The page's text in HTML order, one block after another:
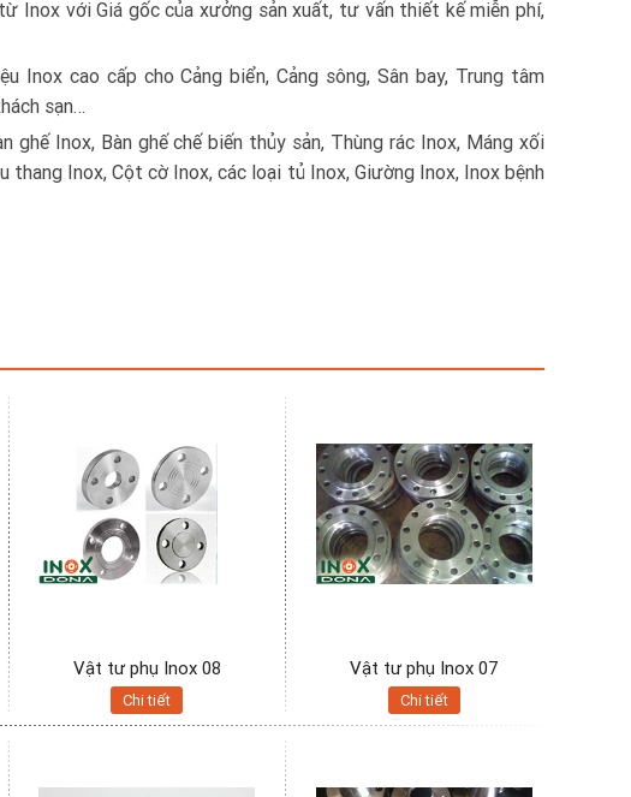
Inox với Giá gốc của xưởng sản xuất, tư vấn thiết kế miễn phí,
Inox cao cấp cho Cảng biển, Cảng sông, Sân bay, Trung tâm
sạn…
Inox, Bàn ghế chế biến thủy sản, Thùng rác Inox, Máng xối
thang Inox, Cột cờ Inox, các loại tủ Inox, Giường Inox, Inox bệnh
Vật tư phụ Inox 08
Chi tiết
Vật tư phụ Inox 07
Chi tiết